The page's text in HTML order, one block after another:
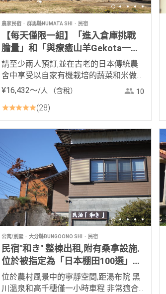
農家民宿 群馬縣NUMATA SHI 民宿
【每天僅限一組】「進入倉庫挑戰
膽量」和「與療癒山羊Gekota一起
玩!」於「古民家 里五郎」
請至少兩人預訂,並在古老的日本傳統農
舍中享受以自家有機栽培的蔬菜和米做
的手工料理!
¥16,432〜/人 （含稅） 10
28
公寓/別墅 大分縣BUNGOONO SHI 民宿
民宿"和き" 整棟出租,附有桑拿設施.
位於被指定為「日本棚田100選」的
農村中
位於農村風景中的寧靜空間,距湯布院 黑
川溫泉和高千穗僅一小時車程 非常適合